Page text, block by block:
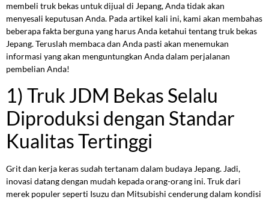
membeli truk bekas untuk dijual di Jepang, Anda tidak akan
menyesali keputusan Anda. Pada artikel kali ini, kami akan membahas
beberapa fakta berguna yang harus Anda ketahui tentang truk bekas
Jepang. Teruslah membaca dan Anda pasti akan menemukan
informasi yang akan menguntungkan Anda dalam perjalanan
pembelian Anda!
1) Truk JDM Bekas Selalu
Diproduksi dengan Standar
Kualitas Tertinggi
Grit dan kerja keras sudah tertanam dalam budaya Jepang. Jadi,
inovasi datang dengan mudah kepada orang-orang ini. Truk dari
merek populer seperti Isuzu dan Mitsubishi cenderung dalam kondisi